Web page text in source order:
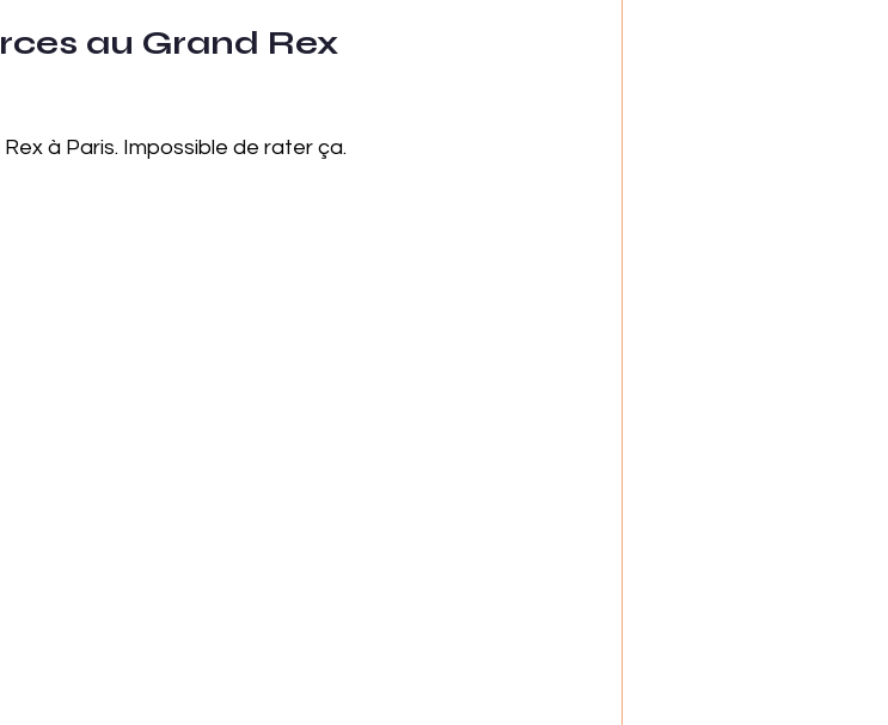
au Grand Rex
à Paris. Impossible de rater ça.